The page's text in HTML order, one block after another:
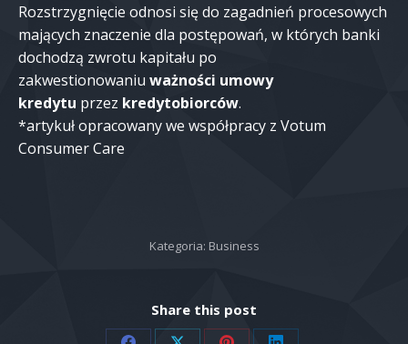
Rozstrzygnięcie odnosi się do zagadnień procesowych
mających znaczenie dla postępowań, w których banki
dochodzą zwrotu kapitału po
zakwestionowaniu ważności umowy
kredytu przez kredytobiorców.
*artykuł opracowany we współpracy z Votum
Consumer Care
Kategoria: Business
Share this post